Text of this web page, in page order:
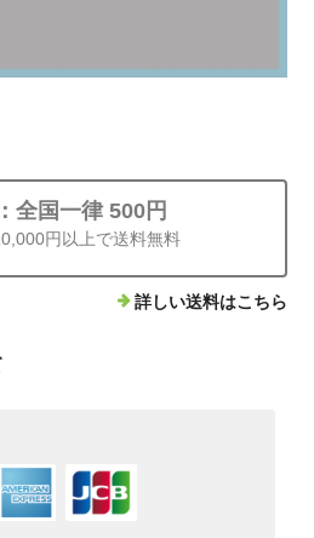
全国一律 500円
円以上で送料無料
詳しい送料はこちら